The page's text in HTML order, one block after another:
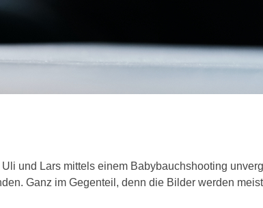
und Lars mittels einem Babybauchshooting
Ganz im Gegenteil, denn die Bilder werden